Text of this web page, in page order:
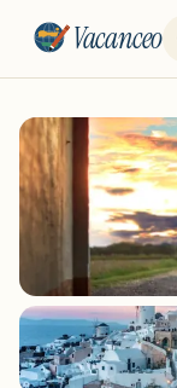
Vacanceo